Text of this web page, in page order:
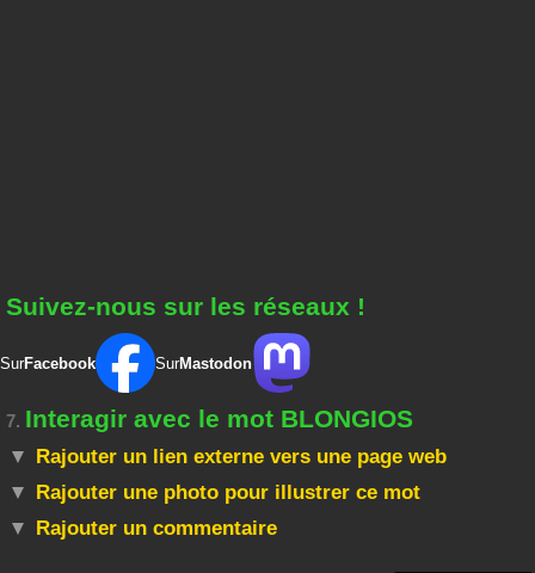
Suivez-nous sur les réseaux !
SurFacebook SurMastodon
7. Interagir avec le mot BLONGIOS
Rajouter un lien externe vers une page web
Rajouter une photo pour illustrer ce mot
Rajouter un commentaire